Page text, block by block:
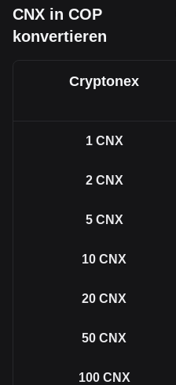
CNX in COP
konvertieren
Cryptonex
1 CNX
2 CNX
5 CNX
10 CNX
20 CNX
50 CNX
100 CNX